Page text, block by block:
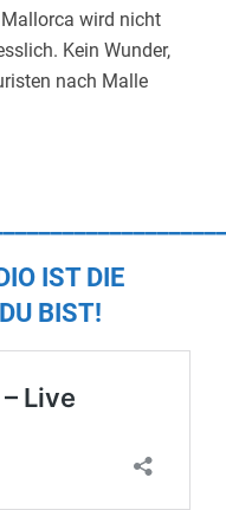
wird nicht
Kein Wunder,
nach Malle
IST DIE
BIST!